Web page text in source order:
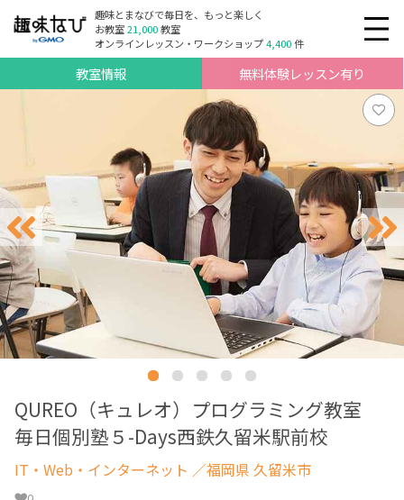
趣味とまなびで毎日を、もっと楽しく
お教室21,000教室
オンラインレッスン・ワークショップ4,400件
教室情報 無料体験レッスン有り
QUREO（キュレオ）プログラミング教室
毎日個別塾５-Days西鉄久留米駅前校
IT・Web・インターネット ／福岡県 久留米市